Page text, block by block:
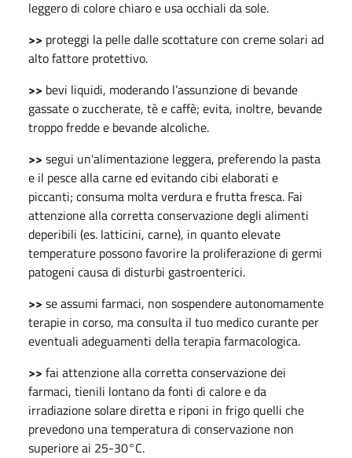
leggero di colore chiaro e usa occhiali da sole.
>> proteggi la pelle dalle scottature con creme solari ad
alto fattore protettivo.
>> bevi liquidi, moderando l’assunzione di bevande
gassate o zuccherate, tè e caffè; evita, inoltre, bevande
troppo fredde e bevande alcoliche.
>> segui un'alimentazione leggera, preferendo la pasta
e il pesce alla carne ed evitando cibi elaborati e
piccanti; consuma molta verdura e frutta fresca. Fai
attenzione alla corretta conservazione degli alimenti
deperibili (es. latticini, carne), in quanto elevate
temperature possono favorire la proliferazione di germi
patogeni causa di disturbi gastroenterici.
>> se assumi farmaci, non sospendere autonomamente
terapie in corso, ma consulta il tuo medico curante per
eventuali adeguamenti della terapia farmacologica.
>> fai attenzione alla corretta conservazione dei
farmaci, tienili lontano da fonti di calore e da
irradiazione solare diretta e riponi in frigo quelli che
prevedono una temperatura di conservazione non
superiore ai 25-30°C.